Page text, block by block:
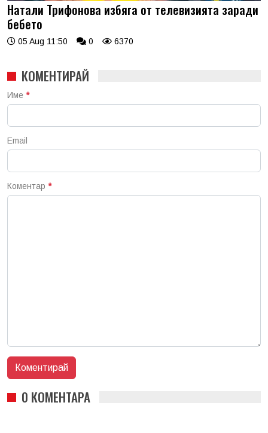
Натали Трифонова избяга от телевизията заради
бебето
05 Aug 11:50 0 6370
КОМЕНТИРАЙ
Име *
Email
Коментар *
0 КОМЕНТАРА